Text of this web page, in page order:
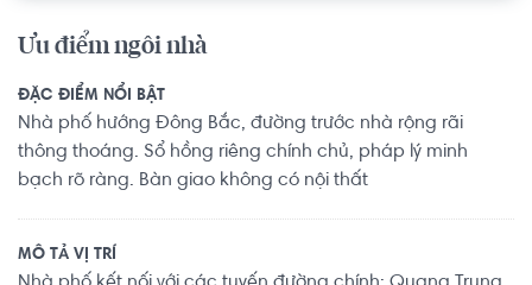
Ưu điểm ngôi nhà
ĐẶC ĐIỂM NỔI BẬT
Nhà phố hướng Đông Bắc, đường trước nhà rộng rãi
thông thoáng. Sổ hồng riêng chính chủ, pháp lý minh
bạch rõ ràng. Bàn giao không có nội thất
MÔ TẢ VỊ TRÍ